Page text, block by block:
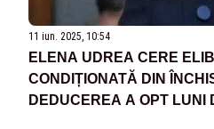
11 iun. 2025, 10:54
ELENA UDREA CERE
CONDIȚIONATĂ DIN
DEDUCEREA A OPT LUNI